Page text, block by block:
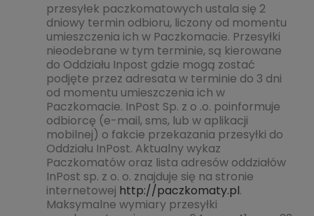
przesyłek paczkomatowych ustala się 2
dniowy termin odbioru, liczony od momentu
umieszczenia ich w Paczkomacie. Przesyłki
nieodebrane w tym terminie, są kierowane
do Oddziału Inpost gdzie mogą zostać
podjęte przez adresata w terminie do 3 dni
od momentu umieszczenia ich w
Paczkomacie. InPost Sp. z o .o. poinformuje
odbiorcę (e-mail, sms, lub w aplikacji
mobilnej) o fakcie przekazania przesyłki do
Oddziału InPost. Aktualny wykaz
Paczkomatów oraz lista adresów oddziałów
InPost sp. z o. o. znajduje się na stronie
internetowej http://paczkomaty.pl.
Maksymalne wymiary przesyłki